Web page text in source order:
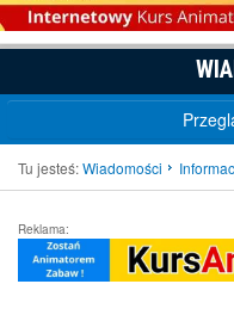
Tu jesteś:Wiadomości
Reklama: